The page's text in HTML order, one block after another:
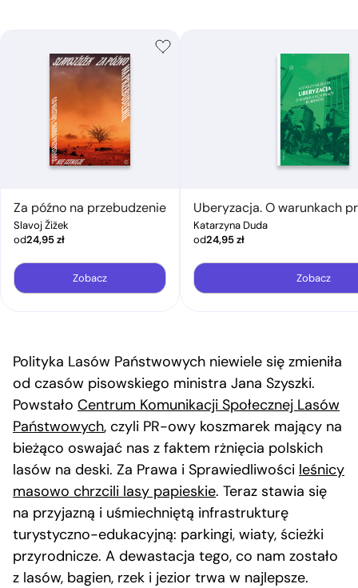
Za późno na przebudzenie
Slavoj Žižek
od24,95zł
Zobacz
Uberyzacja. O warunkach
Katarzyna Duda
od24,95zł
Zobacz
Polityka Lasów Państwowych niewiele się zmieniła
od czasów pisowskiego ministra Jana Szyszki.
Powstało Centrum Komunikacji Społecznej Lasów
Państwowych, czyli PR-owy koszmarek mający na
bieżąco oswajać nas z faktem rżnięcia polskich
lasów na deski. Za Prawa i Sprawiedliwości leśnicy
masowo chrzcili lasy papieskie. Teraz stawia się
na przyjazną i uśmiechniętą infrastrukturę
turystyczno-edukacyjną: parkingi, wiaty, ścieżki
przyrodnicze. A dewastacja tego, co nam zostało
z lasów, bagien, rzek i jezior trwa w najlepsze.